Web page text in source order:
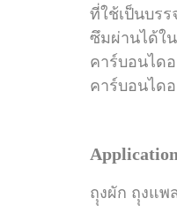
ที่ใช้เป็นบร
ซึมผ่านได้ใน
คาร์บอนได
คาร์บอนได
ถุุงผัก ถุุงแพ